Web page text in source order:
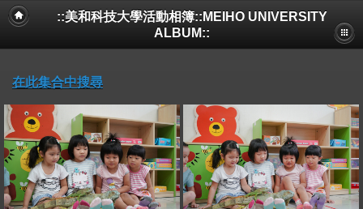
::美和科技大學活動相簿::MEIHO UNIVERSITY
ALBUM::
在此集合中搜尋